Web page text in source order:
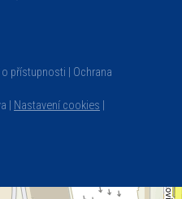
přístupnosti
Ochrana
|
Nastavení cookies